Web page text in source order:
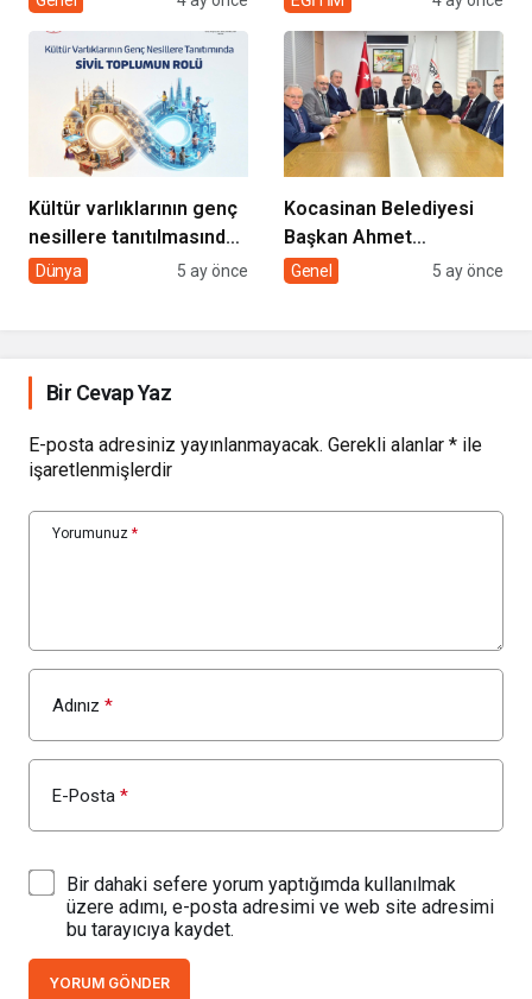
GÖNÜLLERE
DOKUNUYORUZ”
Kültür varlıklarının genç
nesillere tanıtılmasında
sivil toplumun rolü
Dünya 5 ay önce
Kocasinan Belediyesi
Başkan Ahmet
Çolakbayrakdar ile
Genel 5 ay önce
Bir Cevap Yaz
E-posta adresiniz yayınlanmayacak. Gerekli alanlar * ile
işaretlenmişlerdir
Yorumunuz *
Adınız *
E-Posta *
Bir dahaki sefere yorum yaptığımda kullanılmak
üzere adımı, e-posta adresimi ve web site adresimi
bu tarayıcıya kaydet.
YORUM GÖNDER